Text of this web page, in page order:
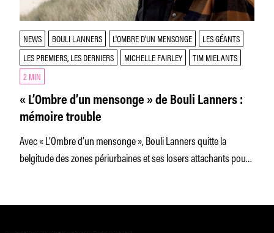
NEWS BOULI LANNERS L'OMBRE D'UN MENSONGE
LES GÉANTS
LES PREMIERS, LES DERNIERS
MICHELLE FAIRLEY
TIM MIELANTS
2 MIN
« L’Ombre d’un mensonge » de Bouli Lanners :
mémoire trouble
Avec « L’Ombre d’un mensonge », Bouli Lanners quitte la
belgitude des zones périurbaines et ses losers attachants pour